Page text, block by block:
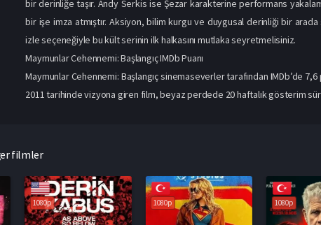
bir derinliğe taşır. Andy Serkis ise Şezar karakterine performans
bir işe imza atmıştır. Aksiyon, bilim kurgu ve duygusal derinliği bir arada
izle seçeneğiyle bu kült serinin ilk halkasını mutlaka seyretmelisiniz.
Maymunlar Cehennemi: Başlangıç IMDb Puanı
Maymunlar Cehennemi: Başlangıç sinemaseverler tarafından IMDb’de
2011 tarihinde vizyona giren film, beyaz perdede 20 haftalık gösterim
filmler
1080p 1080p 1080p